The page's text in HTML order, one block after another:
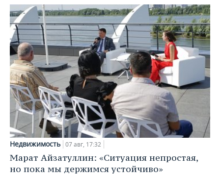
Недвижимость 07 авг, 17:32
Марат Айзатуллин: «Ситуация непростая,
но пока мы держимся устойчиво»